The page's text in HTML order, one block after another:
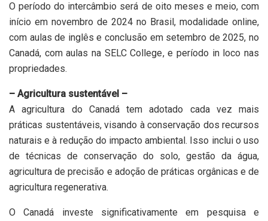
O período do intercâmbio será de oito meses e meio, com
início em novembro de 2024 no Brasil, modalidade online,
com aulas de inglês e conclusão em setembro de 2025, no
Canadá, com aulas na SELC College, e período in loco nas
propriedades.
– Agricultura sustentável –
A agricultura do Canadá tem adotado cada vez mais
práticas sustentáveis, visando à conservação dos recursos
naturais e à redução do impacto ambiental. Isso inclui o uso
de técnicas de conservação do solo, gestão da água,
agricultura de precisão e adoção de práticas orgânicas e de
agricultura regenerativa.
O Canadá investe significativamente em pesquisa e